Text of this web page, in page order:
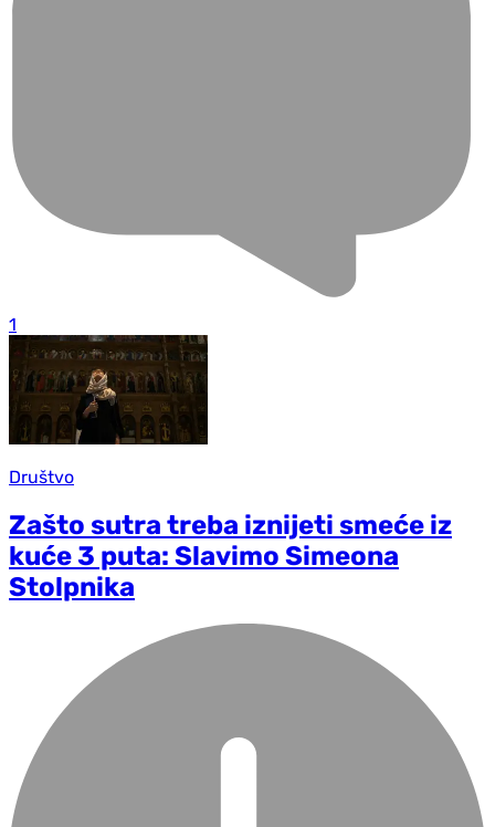
1
Društvo
Zašto sutra treba iznijeti smeće iz
kuće 3 puta: Slavimo Simeona
Stolpnika